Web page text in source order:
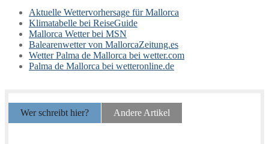
Aktuelle Wettervorhersage für Mallorca
Klimatabelle bei ReiseGuide
Mallorca Wetter bei MSN
Balearenwetter von MallorcaZeitung.es
Wetter Palma de Mallorca bei wetter.com
Palma de Mallorca bei wetteronline.de
Wer schreibt hier? Andere Artikel